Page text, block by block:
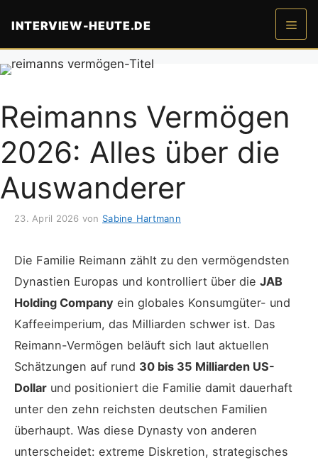
Inhalt
INTERVIEW-HEUTE.DE
Menü
Reimanns Vermögen
2026: Alles über die
Auswanderer
23. April 2026 von Sabine Hartmann
Die Familie Reimann zählt zu den vermögendsten
Dynastien Europas und kontrolliert über die JAB
Holding Company ein globales Konsumgüter- und
Kaffeeimperium, das Milliarden schwer ist. Das
Reimann-Vermögen beläuft sich laut aktuellen
Schätzungen auf rund 30 bis 35 Milliarden US-
Dollar und positioniert die Familie damit dauerhaft
unter den zehn reichsten deutschen Familien
überhaupt. Was diese Dynasty von anderen
unterscheidet: extreme Diskretion, strategisches